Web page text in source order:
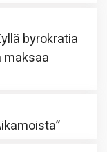
byrokratia
maksaa
”